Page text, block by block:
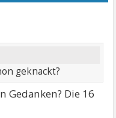
geknackt?
Gedanken? Die 16